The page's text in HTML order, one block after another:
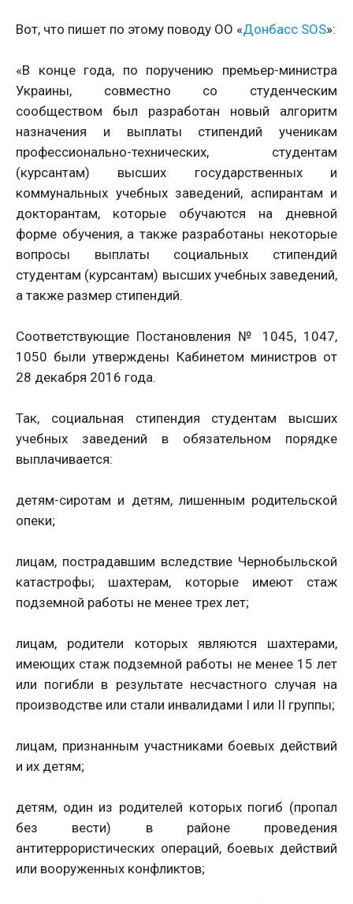
Вот, что пишет по этому поводу ОО «Донбасс SOS»:
«В конце года, по поручению премьер-министра
Украины, совместно со студенческим
сообществом был разработан новый алгоритм
назначения и выплаты стипендий ученикам
профессионально-технических, студентам
(курсантам) высших государственных и
коммунальных учебных заведений, аспирантам и
докторантам, которые обучаются на дневной
форме обучения, а также разработаны некоторые
вопросы выплаты социальных стипендий
студентам (курсантам) высших учебных заведений,
а также размер стипендий.
Соответствующие Постановления № 1045, 1047,
1050 были утверждены Кабинетом министров от
28 декабря 2016 года.
Так, социальная стипендия студентам высших
учебных заведений в обязательном порядке
выплачивается:
детям-сиротам и детям, лишенным родительской
опеки;
лицам, пострадавшим вследствие Чернобыльской
катастрофы; шахтерам, которые имеют стаж
подземной работы не менее трех лет;
лицам, родители которых являются шахтерами,
имеющих стаж подземной работы не менее 15 лет
или погибли в результате несчастного случая на
производстве или стали инвалидами I или II группы;
лицам, признанным участниками боевых действий
и их детям;
детям, один из родителей которых погиб (пропал
без вести) в районе проведения
антитеррористических операций, боевых действий
или вооруженных конфликтов;